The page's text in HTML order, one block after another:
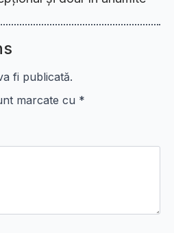
fi publicată.
marcate cu *